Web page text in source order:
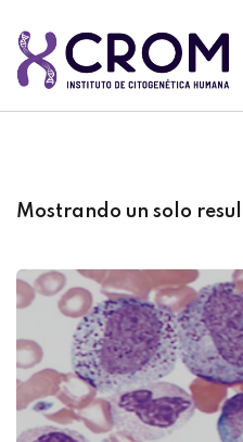
Mostrando un solo
Sign in
Remember me